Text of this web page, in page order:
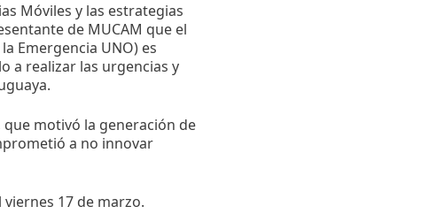
Móviles y las estrategias
de MUCAM que el
Emergencia UNO) es
a realizar las urgencias y
motivó la generación de
a no innovar
17 de marzo.